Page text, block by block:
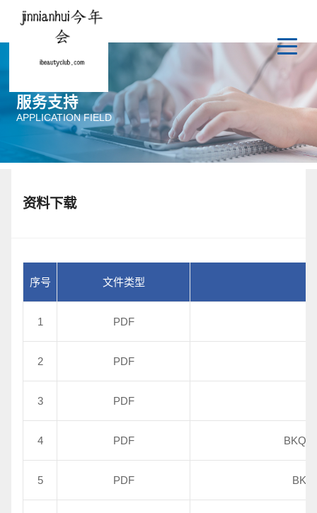
服务支持
APPLICATION FIELD
资料下载
序号 文件类型
1 PDF
2 PDF
3 PDF
4 PDF BKQ
5 PDF